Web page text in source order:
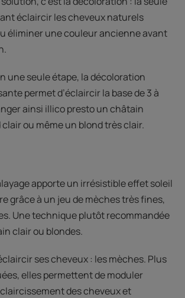
éclaircir les cheveux naturels
éliminer une couleur ancienne avant
une seule étape, la décoloration
permet d’éclaircir la base de 3 à
ainsi illico presto un châtain
ou même un blond très clair.
apporte un irrésistible effet soleil
grâce à un jeu de mèches très fines,
Une technique plutôt recommandée
clair ou blondes.
ses cheveux : les mèches. Plus
elles permettent de moduler
des cheveux et